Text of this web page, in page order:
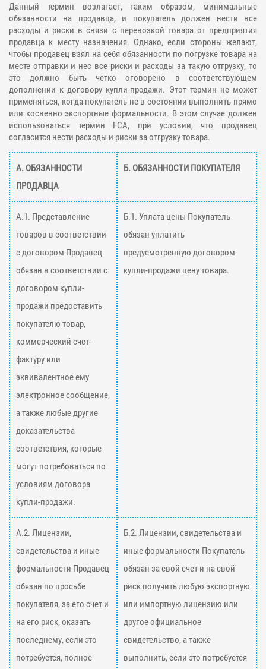
Данный термин возлагает, таким образом, минимальные
обязанности на продавца, и покупатель должен нести все
расходы и риски в связи с перевозкой товара от предприятия
продавца к месту назначения. Однако, если стороны желают,
чтобы продавец взял на себя обязанности по погрузке товара на
месте отправки и нес все риски и расходы за такую отгрузку, то
это должно быть четко оговорено в соответствующем
дополнении к договору купли-продажи. Этот термин не может
применяться, когда покупатель не в состоянии выполнить прямо
или косвенно экспортные формальности. В этом случае должен
использоваться термин FCA, при условии, что продавец
согласится нести расходы и риски за отгрузку товара.
А. ОБЯЗАННОСТИ
ПРОДАВЦА
Б. ОБЯЗАННОСТИ ПОКУПАТЕЛЯ
А.1. Представление
товаров в соответствии
с договором Продавец
обязан в соответствии с
договором купли-
продажи предоставить
покупателю товар,
коммерческий счет-
фактуру или
эквивалентное ему
электронное сообщение,
а также любые другие
доказательства
соответствия, которые
могут потребоваться по
условиям договора
купли-продажи.
Б.1. Уплата цены Покупатель
обязан уплатить
предусмотренную договором
купли-продажи цену товара.
А.2. Лицензии,
свидетельства и иные
формальности Продавец
обязан по просьбе
покупателя, за его счет и
на его риск, оказать
последнему, если это
потребуется, полное
Б.2. Лицензии, свидетельства и
иные формальности Покупатель
обязан за свой счет и на свой
риск получить любую экспортную
или импортную лицензию или
другое официальное
свидетельство, а также
выполнить, если это потребуется